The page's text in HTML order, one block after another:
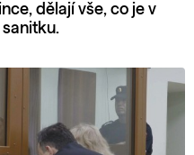
dělají vše, co je v
sanitku.